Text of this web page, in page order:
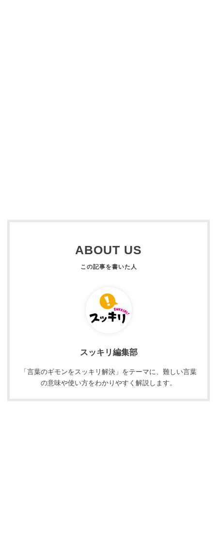
ABOUT US
スッキリ編集部
「言葉のギモンをスッキリ解決」をテーマに、難しい言葉
の意味や使い方をわかりやすく解説します。